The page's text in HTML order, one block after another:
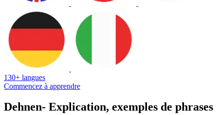
130+ langues
Commencez à apprendre
Dehnen- Explication, exemples de phrases